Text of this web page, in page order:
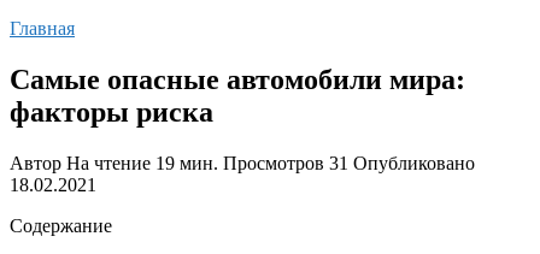
Главная
Самые опасные автомобили мира:
факторы риска
Автор На чтение 19 мин. Просмотров 31 Опубликовано
18.02.2021
Содержание